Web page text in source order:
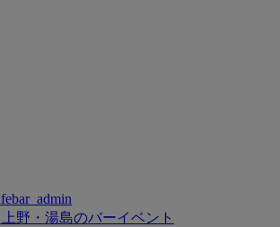
野・湯島のバーイベント